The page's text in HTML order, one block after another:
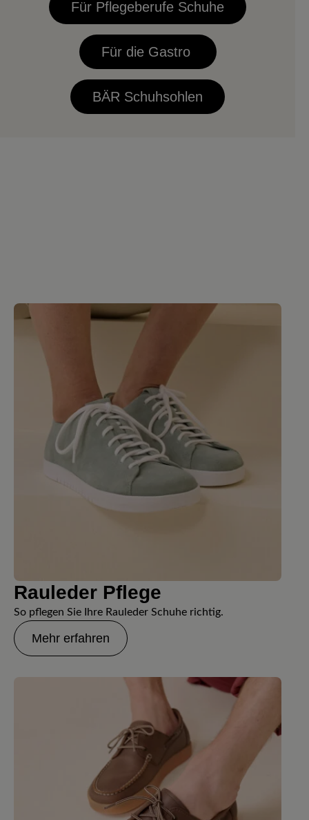
Für Pflegeberufe Schuhe
Für die Gastro
BÄR Schuhsohlen
Rauleder Pflege
So pflegen Sie Ihre Rauleder Schuhe richtig.
Mehr erfahren